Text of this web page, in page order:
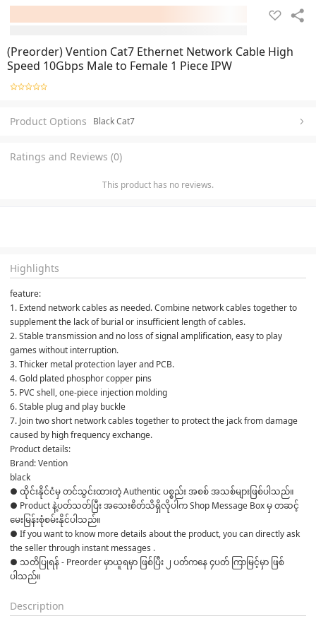
(Preorder) Vention Cat7 Ethernet Network Cable High
Speed ​​10Gbps Male to Female 1 Piece IPW
Product Options Black Cat7
Ratings and Reviews (0)
This product has no reviews.
Highlights
feature:
1. Extend network cables as needed. Combine network cables together to
supplement the lack of burial or insufficient length of cables.
2. Stable transmission and no loss of signal amplification, easy to play
games without interruption.
3. Thicker metal protection layer and PCB.
4. Gold plated phosphor copper pins
5. PVC shell, one-piece injection molding
6. Stable plug and play buckle
7. Join two short network cables together to protect the jack from damage
caused by high frequency exchange.
Product details:
Brand: Vention
black
● ထိုင်းနိုင်ငံမှ တင်သွင်းထားတဲ့ Authentic ပစ္စည်း အစစ် အသစ်များဖြစ်ပါသည်။
● Product နဲ့ပတ်သတ်ပြီး အသေးစိတ်သိရှိလိုပါက Shop Message Box မှ တဆင့်
မေးမြန်းစုံစမ်းနိုင်ပါသည်။
● If you want to know more details about the product, you can directly ask
the seller through instant messages .
● သတိပြုရန် - Preorder မှာယူရမှာ ဖြစ်ပြီး ၂ ပတ်ကနေ ၄ပတ် ကြာမြင့်မှာ ဖြစ်
Description